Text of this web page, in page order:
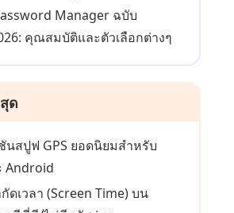
Manager ฉบับ
คุณสมบัติและตัวเลือกต่างๆ
ด
นสปูฟ GPS ยอดนิยมสำหรับ
Android
ดเวลา (Screen Time) บน